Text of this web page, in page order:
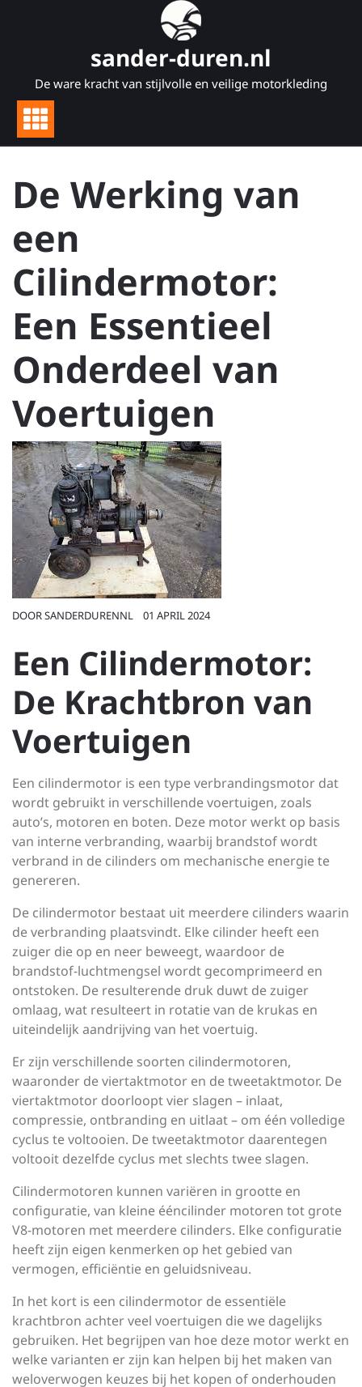
sander-duren.nl
De ware kracht van stijlvolle en veilige motorkleding
De Werking van
een
Cilindermotor:
Een Essentieel
Onderdeel van
Voertuigen
DOORSANDERDURENNL 01 APRIL 2024
Een Cilindermotor:
De Krachtbron van
Voertuigen
Een cilindermotor is een type verbrandingsmotor dat
wordt gebruikt in verschillende voertuigen, zoals
auto’s, motoren en boten. Deze motor werkt op basis
van interne verbranding, waarbij brandstof wordt
verbrand in de cilinders om mechanische energie te
genereren.
De cilindermotor bestaat uit meerdere cilinders waarin
de verbranding plaatsvindt. Elke cilinder heeft een
zuiger die op en neer beweegt, waardoor de
brandstof-luchtmengsel wordt gecomprimeerd en
ontstoken. De resulterende druk duwt de zuiger
omlaag, wat resulteert in rotatie van de krukas en
uiteindelijk aandrijving van het voertuig.
Er zijn verschillende soorten cilindermotoren,
waaronder de viertaktmotor en de tweetaktmotor. De
viertaktmotor doorloopt vier slagen – inlaat,
compressie, ontbranding en uitlaat – om één volledige
cyclus te voltooien. De tweetaktmotor daarentegen
voltooit dezelfde cyclus met slechts twee slagen.
Cilindermotoren kunnen variëren in grootte en
configuratie, van kleine ééncilinder motoren tot grote
V8-motoren met meerdere cilinders. Elke configuratie
heeft zijn eigen kenmerken op het gebied van
vermogen, efficiëntie en geluidsniveau.
In het kort is een cilindermotor de essentiële
krachtbron achter veel voertuigen die we dagelijks
gebruiken. Het begrijpen van hoe deze motor werkt en
welke varianten er zijn kan helpen bij het maken van
weloverwogen keuzes bij het kopen of onderhouden